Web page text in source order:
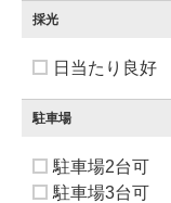
採光
日当たり良好
駐車場
駐車場2台可
駐車場3台可